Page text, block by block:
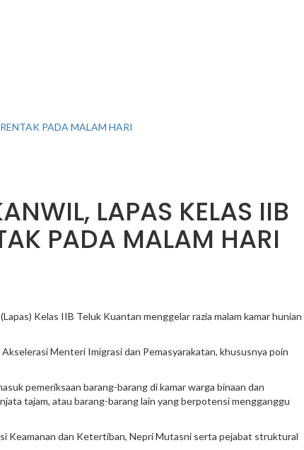
PADA MALAM HARI
LAPAS KELAS IIB
PADA MALAM HARI
Kelas IIB Teluk Kuantan menggelar razia malam kamar hunian
Menteri Imigrasi dan Pemasyarakatan, khususnya poin
pemeriksaan barang-barang di kamar warga binaan dan
tajam, atau barang-barang lain yang berpotensi mengganggu
Keamanan dan Ketertiban, Nepri Mutasni serta pejabat struktural